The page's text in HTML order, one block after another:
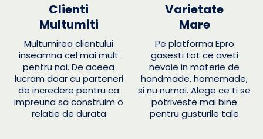
Clienti
Multumiti
Multumirea clientului
inseamna cel mai mult
pentru noi. De aceea
lucram doar cu parteneri
de incredere pentru ca
impreuna sa construim o
relatie de durata
Varietate
Mare
Pe platforma Epro
gasesti tot ce aveti
nevoie in materie de
handmade, homemade,
si nu numai. Alege ce ti se
potriveste mai bine
pentru gusturile tale